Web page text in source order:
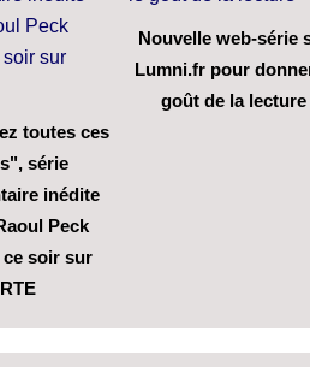
toutes ces
série
inédite
Peck
soir sur
Nouvelle web-série
Lumni.fr pour
goût de la lecture